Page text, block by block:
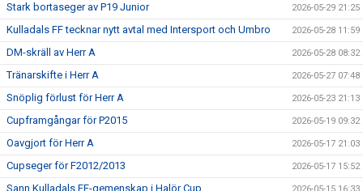
Stark bortaseger av P19 Junior 2026-05-29 21:25
Kulladals FF tecknar nytt avtal med Intersport och Umbro 2026-05-28 11:59
DM-skräll av Herr A 2026-05-28 08:32
Tränarskifte i Herr A 2026-05-27 07:48
Snöplig förlust för Herr A 2026-05-23 21:13
Cupframgångar för P2015 2026-05-19 09:32
Oavgjort för Herr A 2026-05-17 21:03
Cupseger för F2012/2013 2026-05-17 15:52
Sann Kulladals FF-gemenskap i Halör Cup